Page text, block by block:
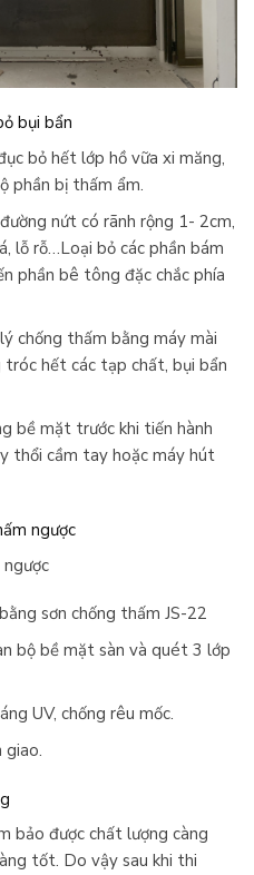
bụi bẩn
bỏ hết lớp hồ vữa xi măng,
phần bị thấm ẩm.
nứt có rãnh rộng 1- 2cm,
lỗ rỗ…Loại bỏ các phần bám
phần bê tông đặc chắc phía
chống thấm bằng máy mài
hết các tạp chất, bụi bẩn
bề mặt trước khi tiến hành
thổi cầm tay hoặc máy hút
ngược
sơn chống thấm JS-22
bộ bề mặt sàn và quét 3 lớp
UV, chống rêu mốc.
giao.
bảo được chất lượng càng
tốt. Do vậy sau khi thi